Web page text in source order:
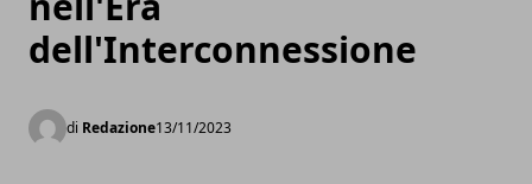
dell'Interconnessione
di Redazione13/11/2023